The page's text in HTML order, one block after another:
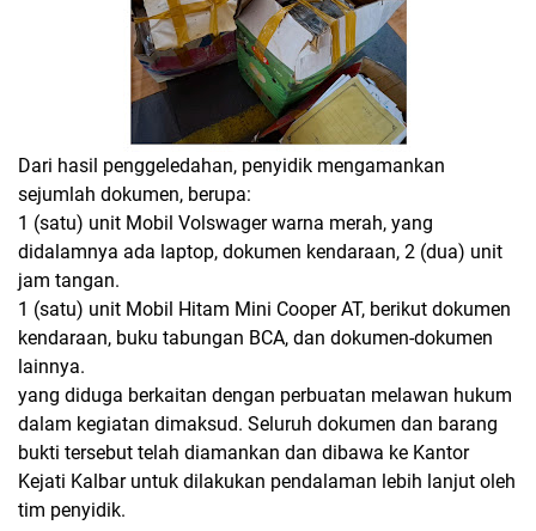
Dari hasil penggeledahan, penyidik mengamankan
sejumlah dokumen, berupa:
1 (satu) unit Mobil Volswager warna merah, yang
didalamnya ada laptop, dokumen kendaraan, 2 (dua) unit
jam tangan.
1 (satu) unit Mobil Hitam Mini Cooper AT, berikut dokumen
kendaraan, buku tabungan BCA, dan dokumen-dokumen
lainnya.
yang diduga berkaitan dengan perbuatan melawan hukum
dalam kegiatan dimaksud. Seluruh dokumen dan barang
bukti tersebut telah diamankan dan dibawa ke Kantor
Kejati Kalbar untuk dilakukan pendalaman lebih lanjut oleh
tim penyidik.